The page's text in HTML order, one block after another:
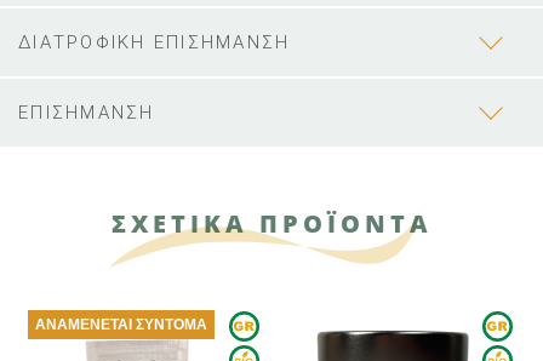
ΔΙΑΤΡΟΦΙΚΗ ΕΠΙΣΗΜΑΝΣΗ
ΕΠΙΣΗΜΑΝΣΗ
ΣΧΕΤΙΚΑ ΠΡΟΪΟΝΤΑ
ΑΝΑΜΈΝΕΤΑΙ ΣΎΝΤΟΜΑ